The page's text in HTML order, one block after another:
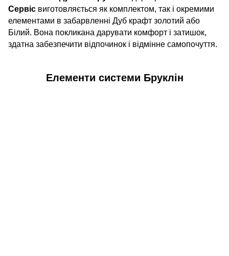
Сервіс виготовляється як комплектом, так і окремими
елементами в забарвленні Дуб крафт золотий або
Білий. Вона покликана дарувати комфорт і затишок,
здатна забезпечити відпочинок і відмінне самопочуття.
Елементи системи Бруклін